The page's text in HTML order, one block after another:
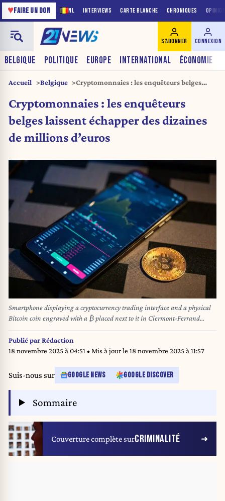
NL INTERVIEWS CARTE BLANCHE CHRONIQUES
♥FAIRE UN DON
BELGIQUE POLITIQUE EUROPE INTERNATIONAL ÉCONOMIE
S'ABONNER CONNEXION
Accueil Belgique
Cryptomonnaies : les enquêteurs belges
d’euros
Cryptomonnaies : les enquêteurs
belges laissent échapper des dizaines
de millions d’euros
Smartphone displaying a cryptocurrency trading interface and a physical
Bitcoin coin engraved with a ₿ placed next to it in Clermont-Ferrand
France on May 22 2025. Smartphone affichant une interface de trading de
cryptomonnaie et une piece physique de bitcoin gravee d’un “₿” posee a
cote, a Clermont-Ferrand en France le 22 mai 2025.
Publié parRédaction
18 novembre 2025 à 04:51 • Mis à jour le 18 novembre 2025 à 11:57
Suis-nous sur GOOGLE NEWS GOOGLE DISCOVER
Sommaire
Couverture complète surCRIMINALITÉ